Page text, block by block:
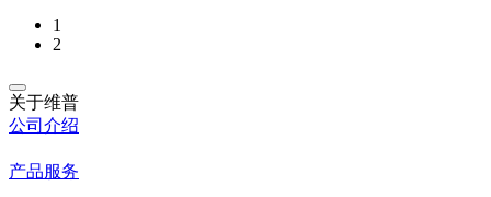
1
2
关于维普
公司介绍
产品服务